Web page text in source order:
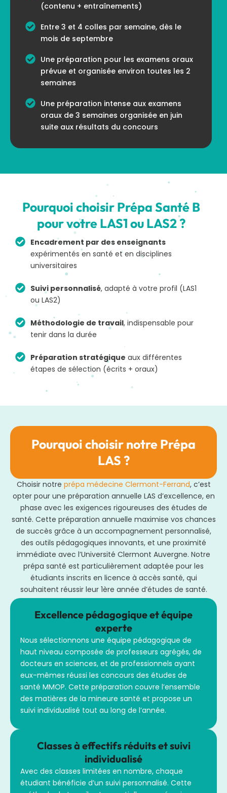
(contenu + entraînements)
Entre 3 et 4 colles par semaine, dès le
mois de septembre
Une préparation pour les examens oraux
prévue et organisée environ toutes les 2
semaines
Une préparation intense aux examens
oraux de 3 semaines organisée en juin
suite aux résultats du concours
Pourquoi choisir Prépa Santé B
pour votre LAS1 ou LAS2 ?
Encadrement par des enseignants
expérimentés en santé et en disciplines
universitaires
Suivi personnalisé, adapté à votre profil (LAS1
ou LAS2)
Méthodologie de travail, indispensable pour
tenir dans la durée
Préparation stratégique aux différentes
étapes de sélection (écrits + oraux)
Pourquoi choisir notre Prépa
LAS ?
Choisir notre prépa médecine Clermont-Ferrand, c’est
opter pour une préparation annuelle LAS d’excellence, en
phase avec les exigences rigoureuses des études de
santé. Cette préparation annuelle maximise vos chances
de succès grâce à un accompagnement personnalisé,
des outils pédagogiques innovants, et une proximité
immédiate avec l’Université Clermont Auvergne. Notre
prépa santé est particulièrement adaptée pour les
étudiants inscrits en licence à accès santé, qui
souhaitent réussir leur 1ère année d’études de santé.
Excellence pédagogique et équipe
experte
Nous sélectionnons une équipe pédagogique de
haut niveau composée de professeurs agrégés, de
docteurs en sciences, et de professionnels ayant
eux-mêmes réussi les concours des études de
santé MMOP. Cette préparation couvre l’ensemble
des matières de la mineure santé et propose un
suivi individualisé tout au long de l’année.
Classes à effectifs réduits et suivi
individualisé
Avec des classes limitées en nombre, chaque
étudiant bénéficie d’un suivi personnalisé. Cette